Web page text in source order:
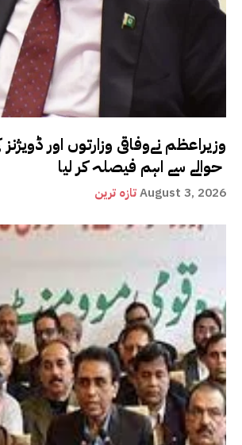
وزیراعظم نےوفاقی وزارتوں اور ڈویژنز
تازہ ترینAugust 3, 2026